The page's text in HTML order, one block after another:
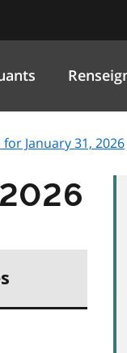
for January 31, 2026